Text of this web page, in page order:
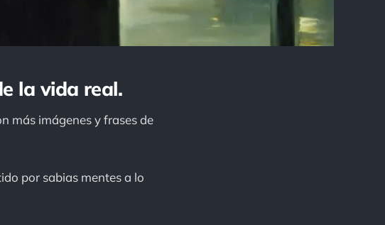
la vida real.
más imágenes y frases de
por sabias mentes a lo